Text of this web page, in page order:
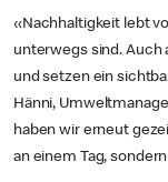
«Nachhaltigkeit lebt
unterwegs sind. Auch
und setzen ein
Hänni,
haben wir erneut
an einem Tag,